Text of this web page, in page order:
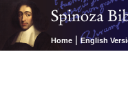
Home | English